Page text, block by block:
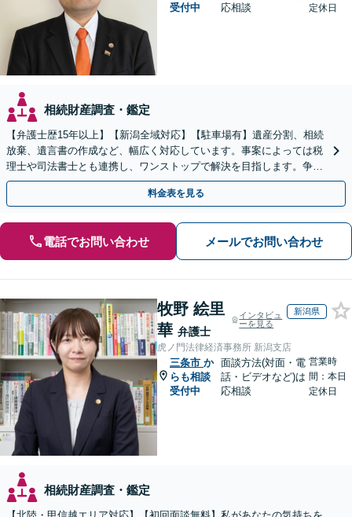
受付中
応相談
定休日
相続財産調査・鑑定
【弁護士歴15年以上】【新潟全域対応】【駐車場有】遺産分割、相続
放棄、遺言書の作成など、幅広く対応しています。事案によっては税
理士や司法書士とも連携し、ワンストップで解決を目指します。争い
を防ぐためにもぜひご相談ください。【分割払い可】
料金表を見る
電話でお問い合わせ メールでお問い合わせ
牧野 絵里
華 弁護士
インタビュ
ーを見る
新潟県
虎ノ門法律経済事務所 新潟支店
三条市 か
らも相談
受付中
面談方法(対面・電
話・ビデオなど)は
応相談
営業時
間：本日
定休日
相続財産調査・鑑定